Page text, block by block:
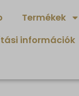
Termékek
információk